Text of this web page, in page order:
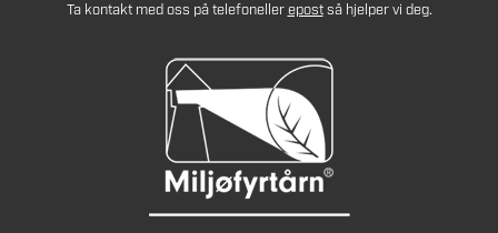
Ta kontakt med oss på telefonellerepostså hjelper vi deg.